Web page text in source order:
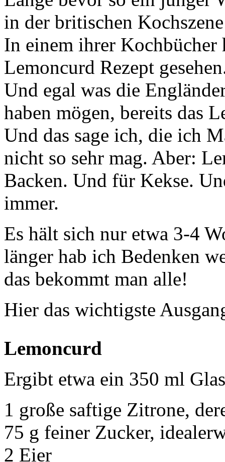
in der britischen
In einem ihrer Kochbücher
Lemoncurd Rezept
Und egal was die
haben mögen, bereits das
Und das sage ich, die ich
nicht so sehr mag. Aber:
Backen. Und für Kekse.
immer.
Es hält sich nur etwa 3-4
länger hab ich Bedenken
das bekommt man alle!
Hier das wichtigste
Lemoncurd
Ergibt etwa ein 350 ml
1 große saftige Zitrone,
75 g feiner Zucker,
2 Eier